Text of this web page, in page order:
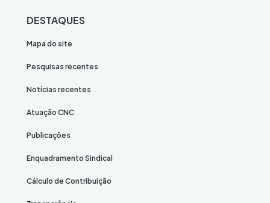
DESTAQUES
Mapa do site
Pesquisas recentes
Notícias recentes
Atuação CNC
Publicações
Enquadramento Sindical
Cálculo de Contribuição